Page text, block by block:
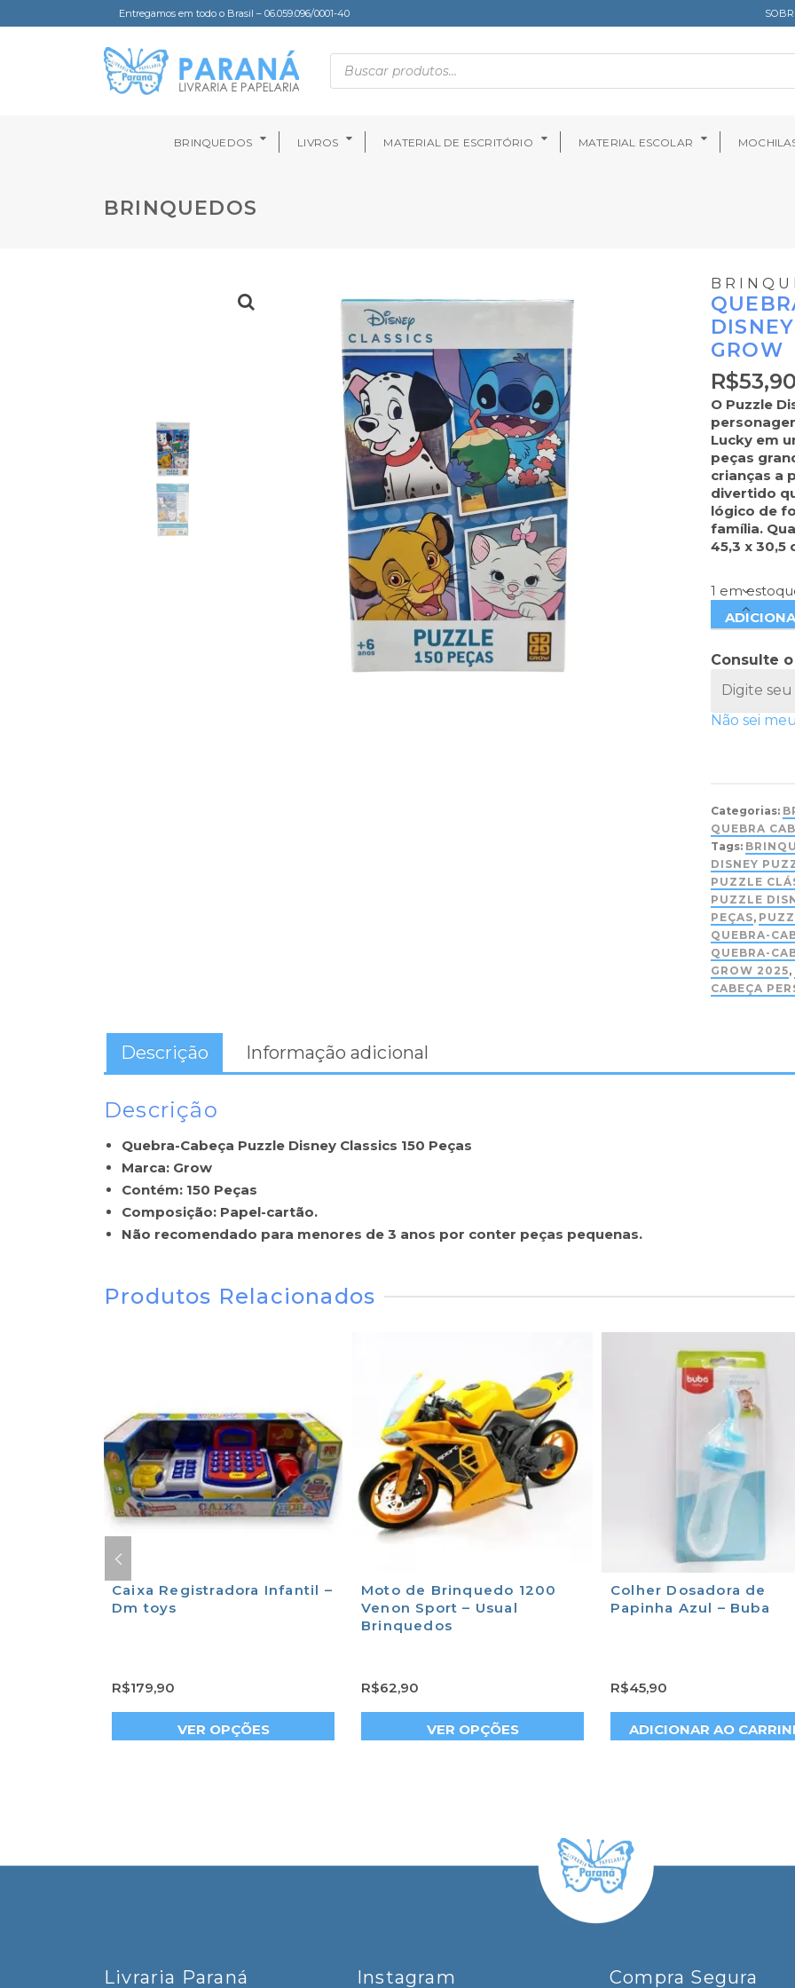
Entregamos em todo o Brasil – 06.059.096/0001-40
BRINQUEDOS LIVROS MATERIAL DE ESCRITÓRIO MATERIAL ESCOLAR
BRINQUEDOS
GROW
R$53,90
O Puzzle
Lucky em
peças
crianças a
divertido
lógico de
família.
45,3 x
1 em
Consulte
Não sei
Categorias:
QUEBRA
Tags:
DISNEY
PUZZLE
PUZZLE
PEÇAS,
QUEBRA-
QUEBRA-
GROW 2025,
CABEÇA
Descrição Informação adicional
Descrição
Quebra-Cabeça Puzzle Disney Classics 150 Peças
Marca: Grow
Contém: 150 Peças
Composição: Papel-cartão.
Não recomendado para menores de 3 anos por conter peças pequenas.
Produtos Relacionados
Caixa Registradora Infantil –
Dm toys
R$179,90
VER OPÇÕES
Moto de Brinquedo 1200
Venon Sport – Usual
Brinquedos
R$62,90
VER OPÇÕES
Colher Dosadora de
Papinha Azul – Buba
R$45,90
ADICIONAR AO
Livraria Paraná Instagram Compra Segura